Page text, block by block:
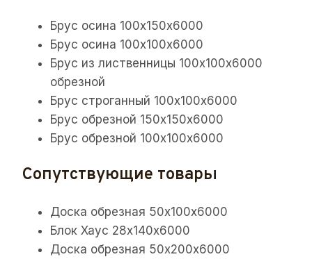
Брус осина 100х150х6000
Брус осина 100х100х6000
Брус из лиственницы 100х100х6000
обрезной
Брус строганный 100х100х6000
Брус обрезной 150х150х6000
Брус обрезной 100х100х6000
Сопутствующие товары
Доска обрезная 50х100х6000
Блок Хаус 28х140х6000
Доска обрезная 50х200х6000